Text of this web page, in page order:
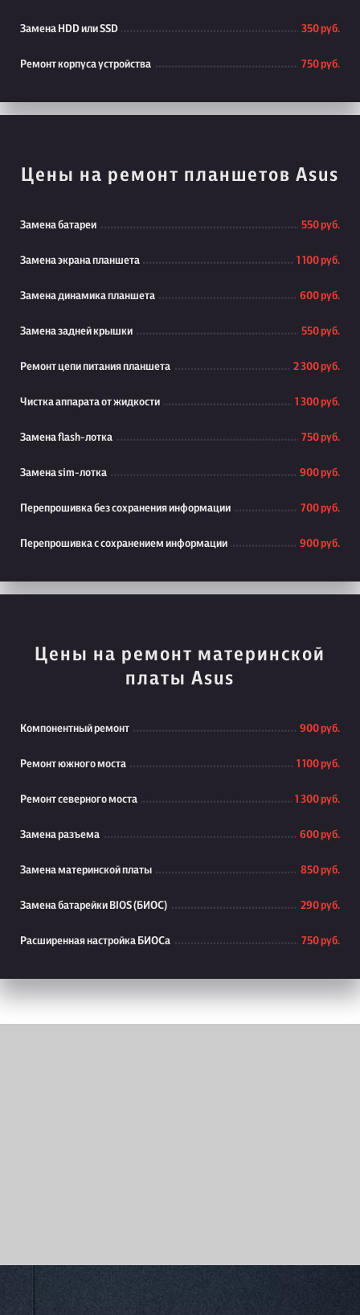
Замена HDD или SSD 350 руб.
Ремонт корпуса устройства 750 руб.
Цены на ремонт планшетов Asus
Замена батареи 550 руб.
Замена экрана планшета 1 100 руб.
Замена динамика планшета 600 руб.
Замена задней крышки 550 руб.
Ремонт цепи питания планшета 2 300 руб.
Чистка аппарата от жидкости 1 300 руб.
Замена flash-лотка 750 руб.
Замена sim-лотка 900 руб.
Перепрошивка без сохранения информации 700 руб.
Перепрошивка с сохранением информации 900 руб.
Цены на ремонт материнской
платы Asus
Компонентный ремонт 900 руб.
Ремонт южного моста 1 100 руб.
Ремонт северного моста 1 300 руб.
Замена разъема 600 руб.
Замена материнской платы 850 руб.
Замена батарейки BIOS (БИОС) 290 руб.
Расширенная настройка БИОСа 750 руб.